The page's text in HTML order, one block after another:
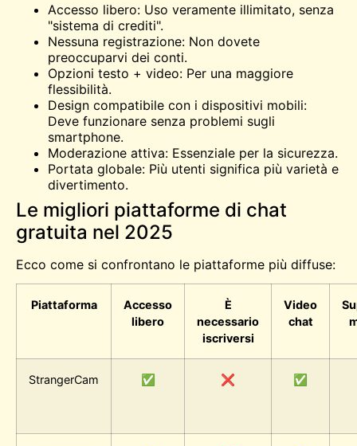
Accesso libero: Uso veramente illimitato, senza
"sistema di crediti".
Nessuna registrazione: Non dovete
preoccuparvi dei conti.
Opzioni testo + video: Per una maggiore
flessibilità.
Design compatibile con i dispositivi mobili:
Deve funzionare senza problemi sugli
smartphone.
Moderazione attiva: Essenziale per la sicurezza.
Portata globale: Più utenti significa più varietà e
divertimento.
Le migliori piattaforme di chat
gratuita nel 2025
Ecco come si confrontano le piattaforme più diffuse:
Piattaforma
Accesso
libero
È
necessario
iscriversi
Video
chat
StrangerCam ✅ ❌ ✅